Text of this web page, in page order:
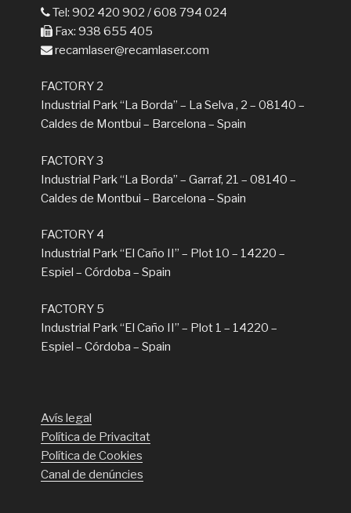
Tel: 902 420 902 / 608 794 024
Fax: 938 655 405
recamlaser@recamlaser.com
FACTORY 2
Industrial Park “La Borda” – La Selva , 2 – 08140 –
Caldes de Montbui – Barcelona – Spain
FACTORY 3
Industrial Park “La Borda” – Garraf, 21 – 08140 –
Caldes de Montbui – Barcelona – Spain
FACTORY 4
Industrial Park “El Caño II” – Plot 10 – 14220 –
Espiel – Córdoba – Spain
FACTORY 5
Industrial Park “El Caño II” – Plot 1 – 14220 –
Espiel – Córdoba – Spain
Avís legal
Política de Privacitat
Política de Cookies
Canal de denúncies